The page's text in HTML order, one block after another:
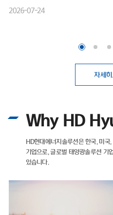
자세히
처음으로 기업신용 'A' 등급을
이스신용평가로부터 기업 장
신용평가사에 기업신용등급
다.첫 등급 부여임에도 불구
업신용등급 'A'는 전반적인
는 설립 이후 회사채 발행 없
자산이 더 많은 마이너스(-)
나타내는 지표인 부채비율
▲2022년 71.11% ▲2023
며, 2025년에도 26.96%로 낮
비 66% 증가한 9848억 원을
902억 원으로 849% 증가했
4224억 원으로 외형이 다시
2026-04-21
Why HD
HD현대에너지솔루션은 한국, 미
기업으로,글로벌 태양광솔루션 기
있습니다.